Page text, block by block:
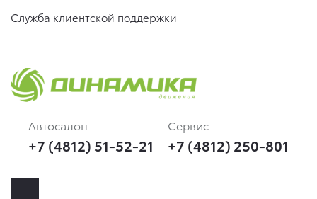
Служба клиентской поддержки
Автосалон
+7 (4812) 51-52-21
Сервис
+7 (4812) 250-801